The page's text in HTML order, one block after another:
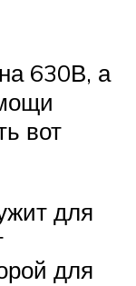
630В, а
вот
для
для